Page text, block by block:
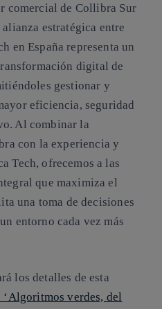
comercial de Collibra Sur
estratégica entre
en España representa un
digital de
gestionar y
eficiencia, seguridad
Al combinar la
con la experiencia y
Tech, ofrecemos a las
que maximiza el
una toma de decisiones
entorno cada vez más
los detalles de esta
‘Algoritmos verdes, del